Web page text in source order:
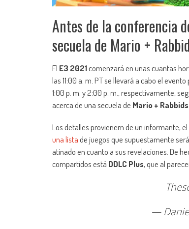
Antes de la conferencia
secuela de Mario +
El E3 2021comenzará en unas cuantas
las 11:00 a. m. PT se llevará a cabo el evento
1:00 p. m. y 2:00 p. m., respectivamente,
acerca de una secuela de Mario +
Los detalles provienem de un informante,
una listade juegos que supuestamente
atinado en cuanto a sus revelaciones. De
compartidos está DDLC Plus, que al
—